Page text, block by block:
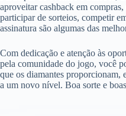
aproveitar cashback em
participar de sorteios, competir
assinatura são algumas das
Com dedicação e atenção às
pela comunidade do jogo, você
que os diamantes proporcionam,
a um novo nível. Boa sorte e